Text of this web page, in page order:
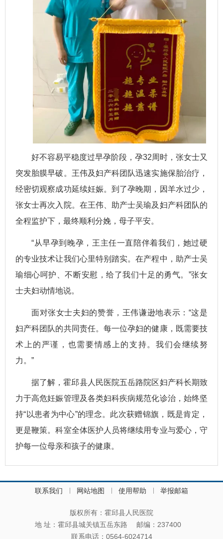
好不容易平稳度过早孕阶段，孕32周时，张女士又
突发胎膜早破。王伟及妇产科团队迅速实施保胎治疗，
经密切观察成功延续妊娠。到了孕晚期，因羊水过少，
张女士再次入院。在王伟、助产士吴瑜及妇产科团队的
全程监护下，最终顺利分娩，母子平安。
“从早孕到晚孕，王主任一直陪伴着我们，她过硬
的专业技术让我们心里特别踏实。在产程中，助产士吴
瑜细心呵护、不断安慰，给了我们十足的勇气。”张女
士夫妇动情地说。
面对张女士夫妇的赞誉，王伟谦逊地表示：“这是
妇产科团队的共同责任。每一位孕妇的健康，既需要技
术上的严谨，也需要情感上的支持。我们会继续努
力。”
据了解，霍邱县人民医院五岳路院区妇产科长期致
力于高危妊娠管理及各类妇科疾病规范化诊治，始终坚
持“以患者为中心”的理念。此次获赠锦旗，既是肯定，
更是鞭策。科室全体医护人员将继续用专业与爱心，守
护每一位母亲和孩子的健康。
联系我们 网站地图 使用帮助 举报邮箱
版权所有：霍邱县人民医院
地 址：霍邱县城关镇五岳东路
邮编：237400
联系电话：0564-6024714